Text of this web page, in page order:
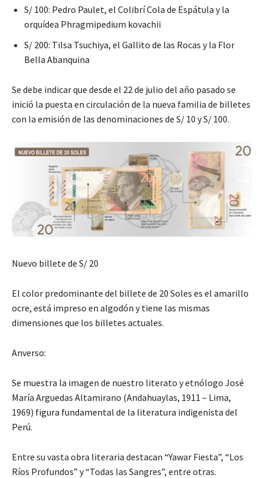
S/ 100: Pedro Paulet, el Colibrí Cola de Espátula y la
orquídea Phragmipedium kovachii
S/ 200: Tilsa Tsuchiya, el Gallito de las Rocas y la Flor
Bella Abanquina
Se debe indicar que desde el 22 de julio del año pasado se
inició la puesta en circulación de la nueva familia de billetes
con la emisión de las denominaciones de S/ 10 y S/ 100.
Nuevo billete de S/ 20
El color predominante del billete de 20 Soles es el amarillo
ocre, está impreso en algodón y tiene las mismas
dimensiones que los billetes actuales.
Anverso:
Se muestra la imagen de nuestro literato y etnólogo José
María Arguedas Altamirano (Andahuaylas, 1911 – Lima,
1969) figura fundamental de la literatura indigenista del
Perú.
Entre su vasta obra literaria destacan “Yawar Fiesta”, “Los
Ríos Profundos” y “Todas las Sangres”, entre otras.